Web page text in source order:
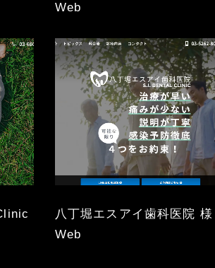
Web
八丁堀エスアイ歯科医院 様
Web